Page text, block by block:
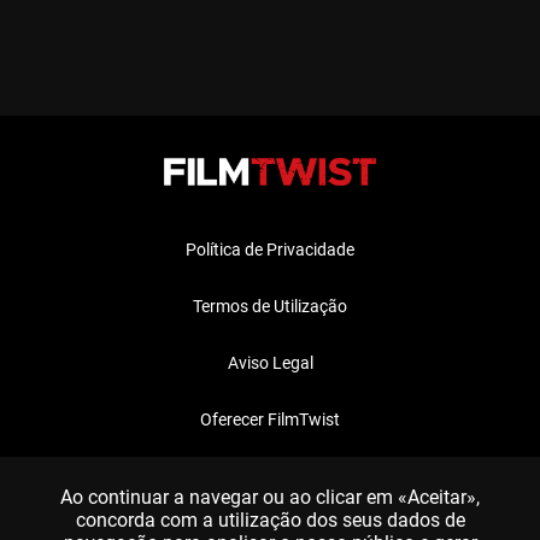
Política de Privacidade
Termos de Utilização
Aviso Legal
Oferecer FilmTwist
Ao continuar a navegar ou ao clicar em «Aceitar»,
concorda com a utilização dos seus dados de